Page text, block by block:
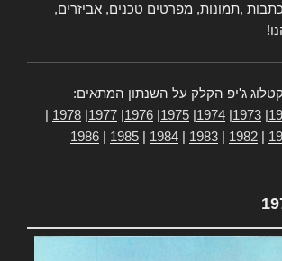
,תמונות, מפרטים טכנים, אביזרים,
ג'יפ הקלק על השנתון המתאים:
1973
1974
1975
1976
1977
1978
1982
1983
1984
1985
1986